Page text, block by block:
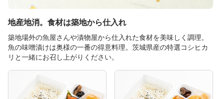
地産地消。食材は築地から仕入れ
築地場外の魚屋さんや漬物屋から仕入れた食材を美味しく調理。
魚の味噌漬けは奥様の一番の得意料理。茨城県産の特選コシヒカ
リと一緒にお召し上がりください。